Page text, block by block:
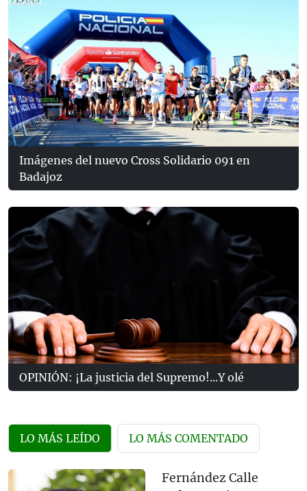
Imágenes del nuevo Cross Solidario 091 en
Badajoz
OPINIÓN: ¡La justicia del Supremo!...Y olé
LO MÁS LEÍDO LO MÁS COMENTADO
Fernández Calle